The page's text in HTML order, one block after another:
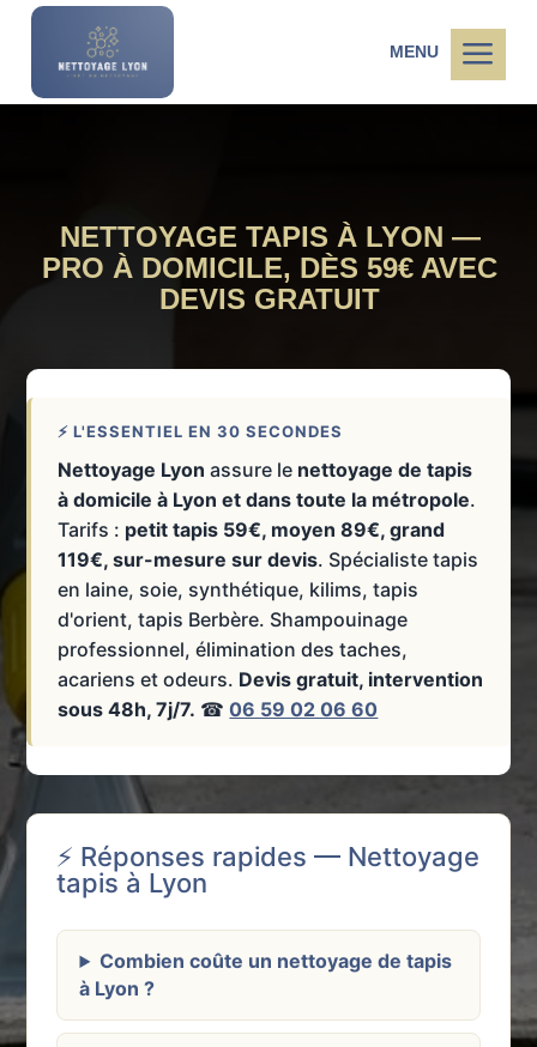
MENU a
NETTOYAGE TAPIS À LYON —
PRO À DOMICILE, DÈS 59€ AVEC
DEVIS GRATUIT
⚡ L'ESSENTIEL EN 30 SECONDES
Nettoyage Lyon assure le nettoyage de tapis
à domicile à Lyon et dans toute la métropole.
Tarifs : petit tapis 59€, moyen 89€, grand
119€, sur-mesure sur devis. Spécialiste tapis
en laine, soie, synthétique, kilims, tapis
d'orient, tapis Berbère. Shampouinage
professionnel, élimination des taches,
acariens et odeurs. Devis gratuit, intervention
sous 48h, 7j/7. ☎06 59 02 06 60
⚡ Réponses rapides — Nettoyage
tapis à Lyon
Combien coûte un nettoyage de tapis
à Lyon ?